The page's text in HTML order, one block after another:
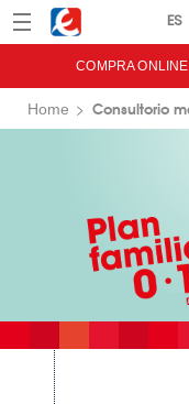
Menú Eroski
COMPRA ONLINE
Home Consultorio